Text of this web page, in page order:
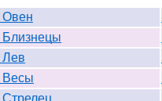
Овен
Близнецы
Лев
Весы
Стрелец